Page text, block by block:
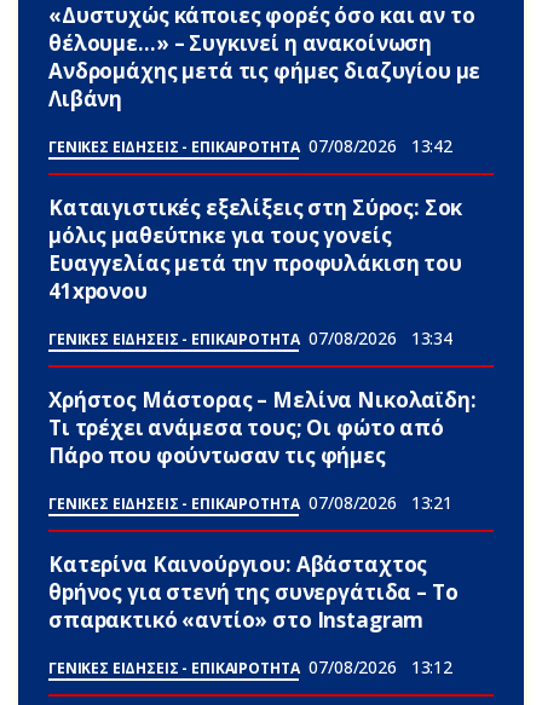
«Δυστυχώς κάποιες φορές όσο και αν το
θέλουμε…» – Συγκινεί η ανακοίνωση
Ανδρομάχης μετά τις φήμες διαζυγίου με
Λιβάνη
ΓΕΝΙΚΕΣ ΕΙΔΗΣΕΙΣ - ΕΠΙΚΑΙΡΟΤΗΤΑ 07/08/2026 13:42
Καταιγιστικές εξελίξεις στη Σύρος: Σoκ
μόλις μαθεύτnκε για τους γονείς
Ευαγγελίας μετά την προφυλάκιση του
41xpονου
ΓΕΝΙΚΕΣ ΕΙΔΗΣΕΙΣ - ΕΠΙΚΑΙΡΟΤΗΤΑ 07/08/2026 13:34
Χρήστος Μάστορας – Μελίνα Νικολαϊδη:
Τι τρέχει ανάμεσα τους; Οι φώτο από
Πάρο που φούντωσαν τις φήμες
ΓΕΝΙΚΕΣ ΕΙΔΗΣΕΙΣ - ΕΠΙΚΑΙΡΟΤΗΤΑ 07/08/2026 13:21
Κατερίνα Καινούργιου: Αβάσταχτος
θpήνος για στενή της συνεργάτιδα – Το
σπαpακτικό «αντίο» στο Instagram
ΓΕΝΙΚΕΣ ΕΙΔΗΣΕΙΣ - ΕΠΙΚΑΙΡΟΤΗΤΑ 07/08/2026 13:12